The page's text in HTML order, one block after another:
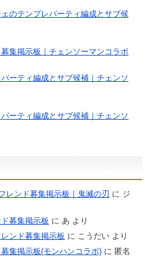
のテンプレパーティ編成とサブ候
集掲示板｜チェンソーマンコラボ
ーティ編成とサブ候補｜チェンソ
ーティ編成とサブ候補｜チェンソ
レンド募集掲示板｜鬼滅の刃 に ジ
募集掲示板 に あ より
ンド募集掲示板 に こうだいより
集掲示板(モンハンコラボ)に 匿名